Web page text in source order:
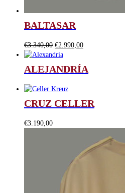
BALTASAR
€3.340,00 El
precio
era:
€2.990,00El
es:
ALEJANDRÍA
CRUZ CELLER
€3.190,00